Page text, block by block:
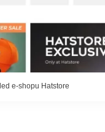
e-shopu Hatstore